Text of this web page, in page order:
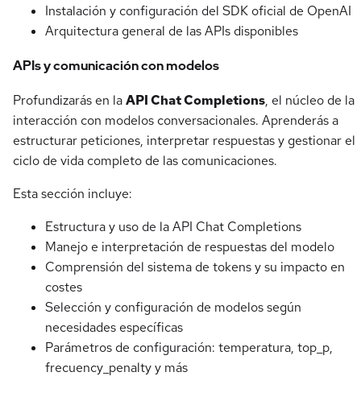
Instalación y configuración del SDK oficial de OpenAI
Arquitectura general de las APIs disponibles
APIs y comunicación con modelos
Profundizarás en laAPI Chat Completions, el núcleo de la
interacción con modelos conversacionales. Aprenderás a
estructurar peticiones, interpretar respuestas y gestionar el
ciclo de vida completo de las comunicaciones.
Esta sección incluye:
Estructura y uso de la API Chat Completions
Manejo e interpretación de respuestas del modelo
Comprensión del sistema de tokens y su impacto en
costes
Selección y configuración de modelos según
necesidades específicas
Parámetros de configuración: temperatura, top_p,
frecuency_penalty y más